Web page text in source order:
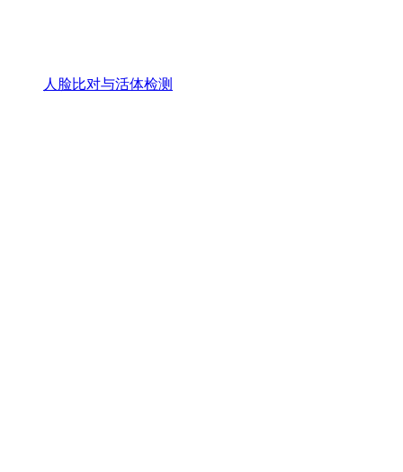
人脸比对与活体检测